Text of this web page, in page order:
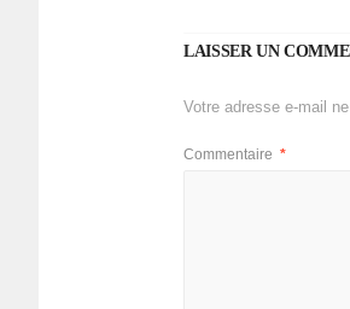
LAISSER UN
Votre adresse e-mail
Commentaire *